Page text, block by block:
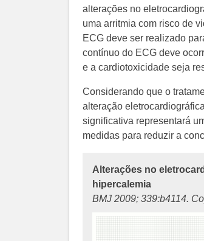
alterações no
uma arritmia com risco de
ECG deve ser realizado
contínuo do ECG deve
e a cardiotoxicidade seja
Considerando que o
alteração
significativa representará
medidas para reduzir a
Alterações no
hipercalemia
BMJ 2009; 339:b4114.